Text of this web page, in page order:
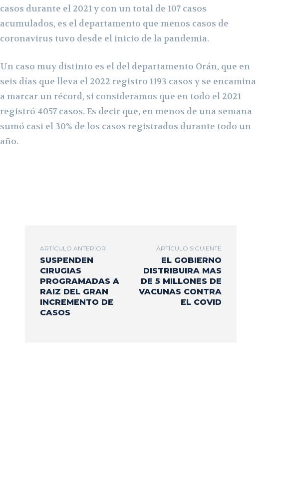
casos durante el 2021 y con un total de 107 casos
acumulados, es el departamento que menos casos de
coronavirus tuvo desde el inicio de la pandemia.
Un caso muy distinto es el del departamento Orán, que en
seis días que lleva el 2022 registro 1193 casos y se encamina
a marcar un récord, si consideramos que en todo el 2021
registró 4057 casos. Es decir que, en menos de una semana
sumó casi el 30% de los casos registrados durante todo un
año.
ARTÍCULO ANTERIOR
SUSPENDEN
CIRUGIAS
PROGRAMADAS A
RAIZ DEL GRAN
INCREMENTO DE
CASOS
ARTÍCULO SIGUIENTE
EL GOBIERNO
DISTRIBUIRA MAS
DE 5 MILLONES DE
VACUNAS CONTRA
EL COVID